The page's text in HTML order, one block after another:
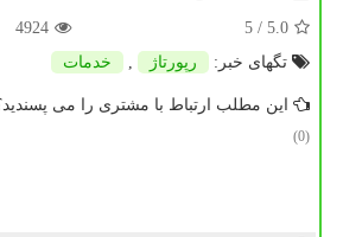
5.0
/ 5
4924
تگهای خبر:
رپورتاژ خدمات
این مطلب ارتباط با مشتری را می
(0)